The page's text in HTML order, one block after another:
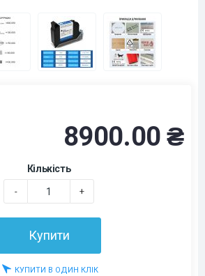
8900.00 ₴
Кількість
- +
Купити
КУПИТИ В ОДИН КЛІК